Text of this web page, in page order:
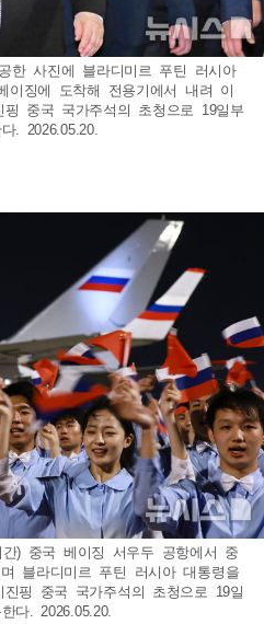
한 사진에 블라디미르 푸틴 러시아
이징에 도착해 전용기에서 내려 이
중국 국가주석의 초청으로 19일부
. 2026.05.20.
간) 중국 베이징 서우두 공항에서 중
블라디미르 푸틴 러시아 대통령을
핑 중국 국가주석의 초청으로 19일
다. 2026.05.20.